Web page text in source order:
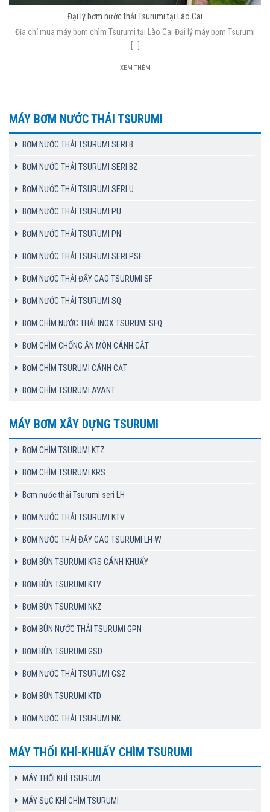
MÁY BƠM NƯỚC THẢI TSURUMI
BƠM NƯỚC THẢI TSURUMI SERI B
BƠM NƯỚC THẢI TSURUMI SERI BZ
BƠM NƯỚC THẢI TSURUMI SERI U
BƠM NƯỚC THẢI TSURUMI PU
BƠM NƯỚC THẢI TSURUMI PN
BƠM NƯỚC THẢI TSURUMI SERI PSF
BƠM NƯỚC THẢI ĐẨY CAO TSURUMI SF
BƠM NƯỚC THẢI TSURUMI SQ
BƠM CHÌM NƯỚC THẢI INOX TSURUMI SFQ
BƠM CHÌM CHỐNG ĂN MÒN CÁNH CẮT
BƠM CHÌM TSURUMI CÁNH CẮT
BƠM CHÌM TSURUMI AVANT
MÁY BƠM XÂY DỰNG TSURUMI
BƠM CHÌM TSURUMI KTZ
BƠM CHÌM TSURUMI KRS
Bơm nước thải Tsurumi seri LH
BƠM NƯỚC THẢI TSURUMI KTV
BƠM NƯỚC THẢI ĐẨY CAO TSURUMI LH-W
BƠM BÙN TSURUMI KRS CÁNH KHUẤY
BƠM BÙN TSURUMI KTV
BƠM BÙN TSURUMI NKZ
BƠM BÙN NƯỚC THẢI TSURUMI GPN
BƠM BÙN TSURUMI GSD
BƠM NƯỚC THẢI TSURUMI GSZ
BƠM BÙN TSURUMI KTD
BƠM NƯỚC THẢI TSURUMI NK
MÁY THỔI KHÍ-KHUẤY CHÌM TSURUMI
MÁY THỔI KHÍ TSURUMI
MÁY SỤC KHÍ CHÌM TSURUMI
Đại lý bơm nước thải Tsurumi tại Lào Cai
Địa chỉ mua máy bơm chìm Tsurumi tại Lào Cai Đại lý máy bơm Tsurumi
[...]
XEM THÊM